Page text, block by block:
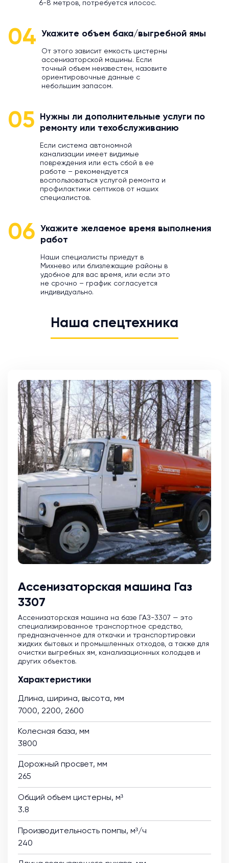
6-8 метров, потребуется илосос.
04 Укажите объем бака/выгребной ямы
От этого зависит емкость цистерны
ассенизаторской машины. Если
точный объем неизвестен, назовите
ориентировочные данные с
небольшим запасом.
05
Нужны ли дополнительные услуги по
ремонту или техобслуживанию
Если система автономной
канализации имеет видимые
повреждения или есть сбой в ее
работе – рекомендуется
воспользоваться услугой ремонта и
профилактики септиков от наших
специалистов.
06
Укажите желаемое время выполнения
работ
Наши специалисты приедут в
Михнево или близлежащие районы в
удобное для вас время, или если это
не срочно – график согласуется
индивидуально.
Наша спецтехника
Ассенизаторская машина Газ
3307
Ассенизаторская машина на базе ГАЗ-3307 — это
специализированное транспортное средство,
предназначенное для откачки и транспортировки
жидких бытовых и промышленных отходов, а также для
очистки выгребных ям, канализационных колодцев и
других объектов.
Характеристики
Длина, ширина, высота, мм
7000, 2200, 2600
Колесная база, мм
3800
Дорожный просвет, мм
265
Общий объем цистерны, м³
3.8
Производительность помпы, м³/ч
240